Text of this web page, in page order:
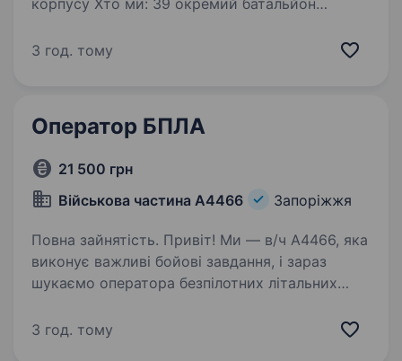
корпусу Хто ми: 39 окремий батальйон
це сучасний та мобільний підрозділ,
3 год. тому
Оператор БПЛА
21 500 грн
Військова частина А4466
Запоріжжя
Повна зайнятість. Привіт! Ми — в/ч А4466, яка
виконує важливі бойові завдання, і зараз
шукаємо оператора безпілотних літальних
Як оператор БПЛА, ти будеш відповідати
3 год. тому